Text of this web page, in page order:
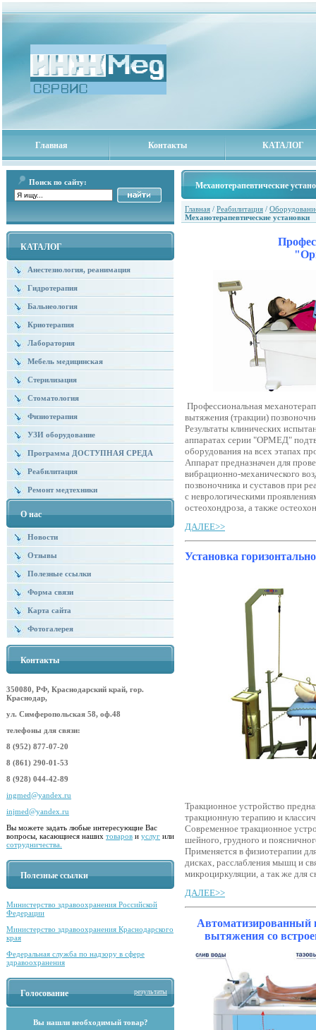
Главная Контакты КАТАЛОГ
Поиск по сайту:
КАТАЛОГ
Анестезиология, реанимация
Гидротерапия
Бальнеология
Криотерапия
Лаборатория
Мебель медицинская
Стерилизация
Стоматология
Физиотерапия
УЗИ оборудование
Программа ДОСТУПНАЯ СРЕДА
Реабилитация
Ремонт медтехники
О нас
Новости
Отзывы
Полезные ссылки
Форма связи
Карта сайта
Фотогалерея
Контакты
350080, РФ, Краснодарский край, гор.
Краснодар,
ул. Симферопольская 58, оф.48
телефоны для связи:
8 (952) 877-07-20
8 (861) 290-01-53
8 (928) 044-42-89
ingmed@yandex.ru
injmed@yandex.ru
Вы можете задать любые интересующие Вас
вопросы, касающиеся наших товаров и услуг или
сотрудничества.
Полезные ссылки
Министерство здравоохранения Российской
Федерации
Министерство здравоохранения Краснодарского
края
Федеральная служба по надзору в сфере
здравоохранения
Голосование результаты
Вы нашли необходимый товар?
Механотерапевтические
Главная / Реабилитация /
Механотерапевтические установки
Профессиональная
вытяжения (тракции)
Результаты клинических
аппаратах серии "ОРМЕД"
оборудования на всех этапах
Аппарат предназначен для
вибрационно-механического
позвоночника и суставов при
с неврологическими
остеохондроза, а также
ДАЛЕЕ>>
Установка
Тракционное устройство
тракционную терапию и
Современное тракционное
шейного, грудного и
Применяется в физиотерапии
дисках, расслабления мышц и
микроциркуляции, а так же для
ДАЛЕЕ>>
Автоматизированный
вытяжения со